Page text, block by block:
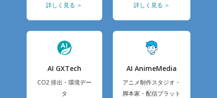
詳しく見る ＞
詳しく見る ＞
AI GXTech
CO2 排出・環境デー
タ
AI AnimeMedia
アニメ制作スタジオ・
脚本家・配信プラット